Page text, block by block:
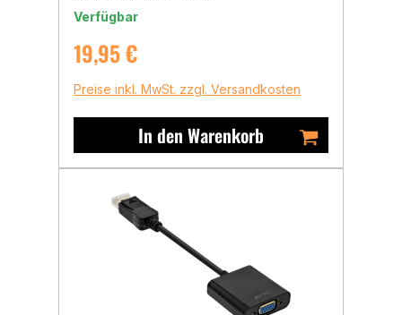
Verfügbar
Regulärer Preis:
19,95 €
Preise inkl. MwSt. zzgl. Versandkosten
In den Warenkorb